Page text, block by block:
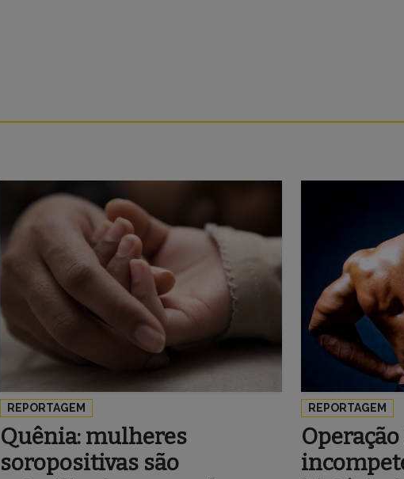
REPORTAGEM
Quênia: mulheres
soropositivas são
REPORTAGEM